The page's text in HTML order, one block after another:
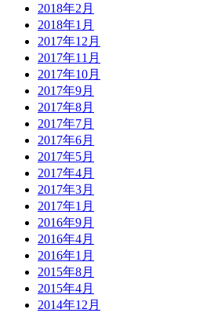
2018年2月
2018年1月
2017年12月
2017年11月
2017年10月
2017年9月
2017年8月
2017年7月
2017年6月
2017年5月
2017年4月
2017年3月
2017年1月
2016年9月
2016年4月
2016年1月
2015年8月
2015年4月
2014年12月